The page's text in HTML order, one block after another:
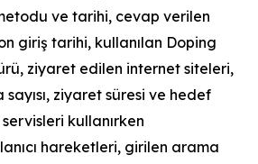
ve tarihi, cevap verilen
giriş tarihi, kullanılan Doping
ziyaret edilen internet siteleri,
ziyaret süresi ve hedef
kullanırken
hareketleri, girilen arama